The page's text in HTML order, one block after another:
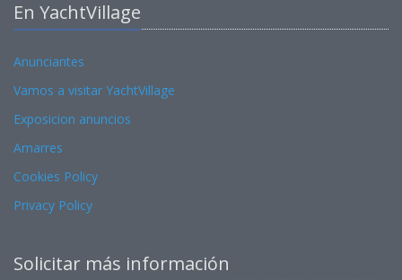
En YachtVillage
Anunciantes
Vamos a visitar YachtVillage
Exposicion anuncios
Amarres
Cookies Policy
Privacy Policy
Solicitar más información